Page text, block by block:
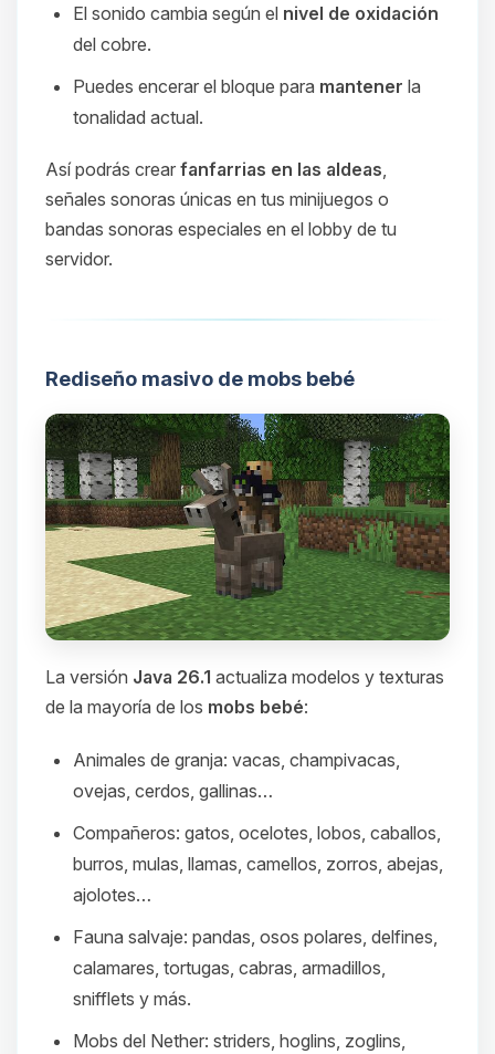
El sonido cambia según el nivel de oxidación
del cobre.
Puedes encerar el bloque para mantener la
tonalidad actual.
Así podrás crear fanfarrias en las aldeas
señales sonoras únicas en tus minijuegos o
bandas sonoras especiales en el lobby de tu
servidor.
Rediseño masivo de mobs bebé
La versión Java 26.1 actualiza modelos y texturas
de la mayoría de los mobs bebé:
Animales de granja: vacas, champivacas,
ovejas, cerdos, gallinas…
Compañeros: gatos, ocelotes, lobos, caballos,
burros, mulas, llamas, camellos, zorros, abejas,
ajolotes…
Fauna salvaje: pandas, osos polares, delfines,
calamares, tortugas, cabras, armadillos,
snifflets y más.
Mobs del Nether: striders, hoglins, zoglins,